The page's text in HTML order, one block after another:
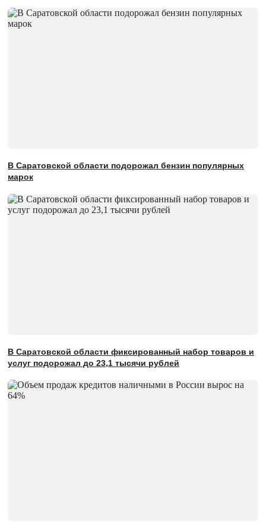
В Саратовской области подорожал бензин популярных
марок
В Саратовской области фиксированный набор товаров и
услуг подорожал до 23,1 тысячи рублей